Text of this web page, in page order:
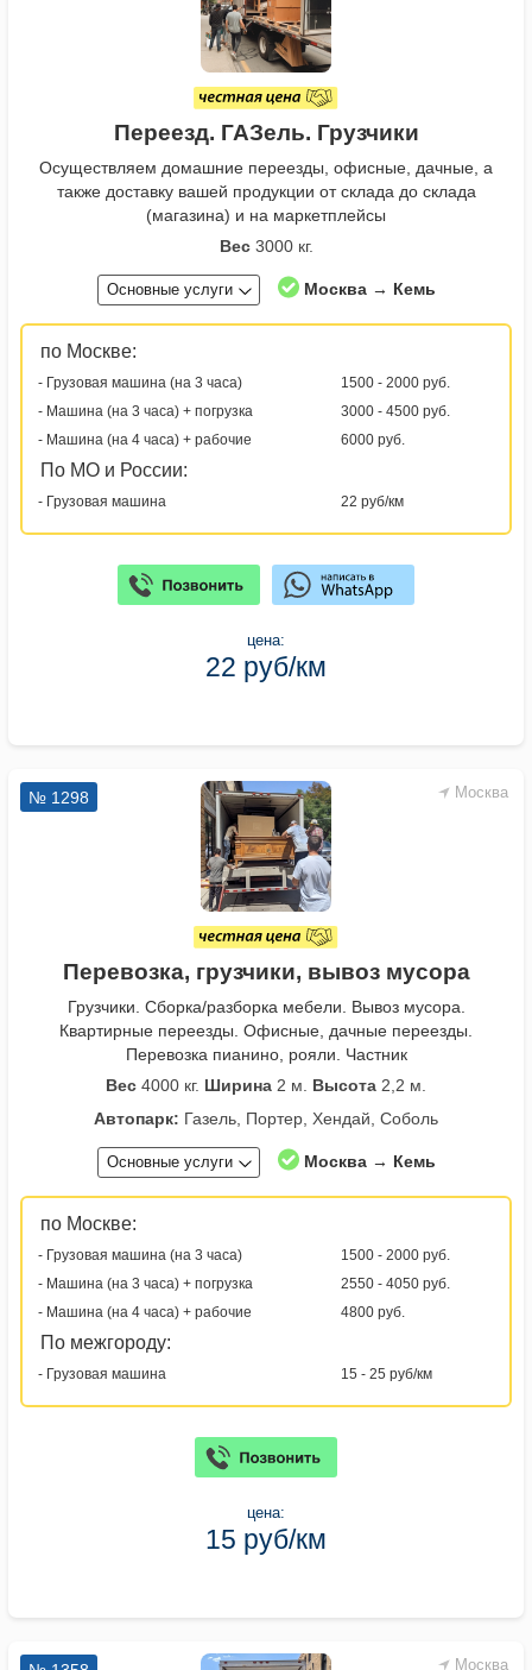
Переезд. ГАЗель. Грузчики
Осуществляем домашние переезды, офисные, дачные, а
также доставку вашей продукции от склада до склада
(магазина) и на маркетплейсы
Вес3000 кг.
Основные услуги Москва → Кемь
по Москве:
- Грузовая машина (на 3 часа)
1500 - 2000 руб.
- Машина (на 3 часа) + погрузка
3000 - 4500 руб.
- Машина (на 4 часа) + рабочие
6000 руб.
По МО и России:
- Грузовая машина 22 руб/км
цена:
22 руб/км
Москва
№ 1298
Перевозка, грузчики, вывоз мусора
Грузчики. Сборка/разборка мебели. Вывоз мусора.
Квартирные переезды. Офисные, дачные переезды.
Перевозка пианино, рояли. Частник
Вес 4000 кг. Ширина 2 м. Высота 2,2 м.
Автопарк: Газель, Портер, Хендай, Соболь
Основные услуги Москва → Кемь
по Москве:
- Грузовая машина (на 3 часа)
1500 - 2000 руб.
- Машина (на 3 часа) + погрузка
2550 - 4050 руб.
- Машина (на 4 часа) + рабочие
4800 руб.
По межгороду:
- Грузовая машина 15 - 25 руб/км
цена:
15 руб/км
Москва